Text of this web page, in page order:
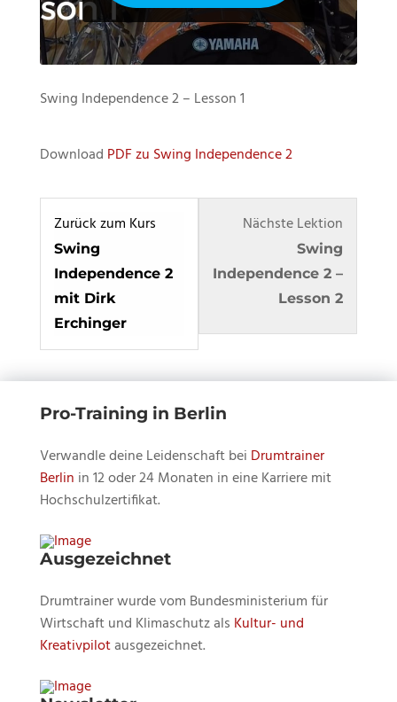
Swing Independence 2 – Lesson 1
Download PDF zu Swing Independence 2
Zurück zum Kurs
Swing
Independence 2
mit Dirk
Erchinger
Nächste Lektion
Swing
Independence 2 –
Lesson 2
Lesson
2
within
section
2
Du
musst
dich
in
Pro-Training in Berlin
Verwandle deine Leidenschaft bei Drumtrainer
Berlin in 12 oder 24 Monaten in eine Karriere mit
Hochschulzertifikat.
Ausgezeichnet
Drumtrainer wurde vom Bundesministerium für
Wirtschaft und Klimaschutz als Kultur- und
Kreativpilotausgezeichnet.